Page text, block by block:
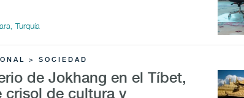
Turquía
> SOCIEDAD
de Jokhang en el Tíbet,
crisol de cultura y